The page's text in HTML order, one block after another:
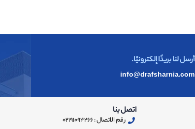
أرسل لنا بريدًا إلكترونيًا.
info@drafsharnia.com
اتصل بنا
رقم الاتصال : 02191094266